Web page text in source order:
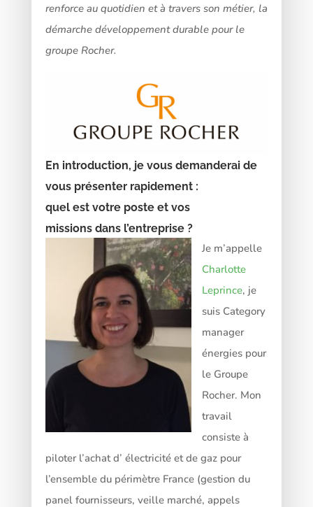
renforce au quotidien et à travers son métier, la
démarche développement durable pour le
groupe Rocher.
En introduction, je vous demanderai de
vous présenter rapidement :
quel est votre poste et vos
missions dans l’entreprise ?
Je m’appelle
Charlotte
Leprince, je
suis Category
manager
énergies pour
le Groupe
Rocher. Mon
travail
consiste à
piloter l’achat d’ électricité et de gaz pour
l’ensemble du périmètre France (gestion du
panel fournisseurs, veille marché, appels